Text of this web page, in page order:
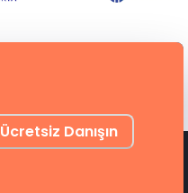
Ücretsiz Danışın